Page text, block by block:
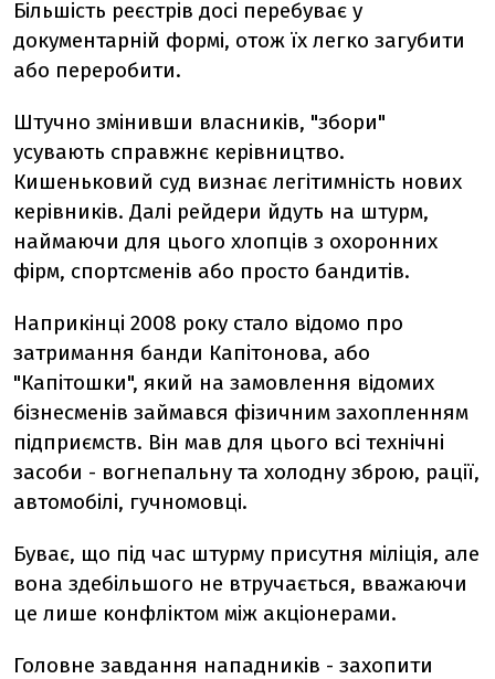
Більшість реєстрів досі перебуває у
документарній формі, отож їх легко загубити
або переробити.
Штучно змінивши власників, "збори"
усувають справжнє керівництво.
Кишеньковий суд визнає легітимність нових
керівників. Далі рейдери йдуть на штурм,
наймаючи для цього хлопців з охоронних
фірм, спортсменів або просто бандитів.
Наприкінці 2008 року стало відомо про
затримання банди Капітонова, або
"Капітошки", який на замовлення відомих
бізнесменів займався фізичним захопленням
підприємств. Він мав для цього всі технічні
засоби - вогнепальну та холодну зброю, рації,
автомобілі, гучномовці.
Буває, що під час штурму присутня міліція, але
вона здебільшого не втручається, вважаючи
це лише конфліктом між акціонерами.
Головне завдання нападників - захопити